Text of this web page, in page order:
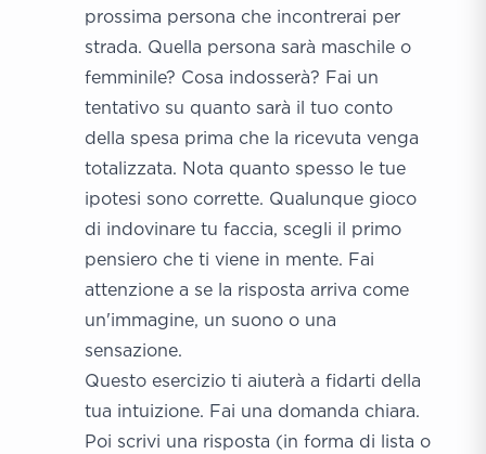
prossima persona che incontrerai per
strada. Quella persona sarà maschile o
femminile? Cosa indosserà? Fai un
tentativo su quanto sarà il tuo conto
della spesa prima che la ricevuta venga
totalizzata. Nota quanto spesso le tue
ipotesi sono corrette. Qualunque gioco
di indovinare tu faccia, scegli il primo
pensiero che ti viene in mente. Fai
attenzione a se la risposta arriva come
un'immagine, un suono o una
sensazione.
Questo esercizio ti aiuterà a fidarti della
tua intuizione. Fai una domanda chiara.
Poi scrivi una risposta (in forma di lista o